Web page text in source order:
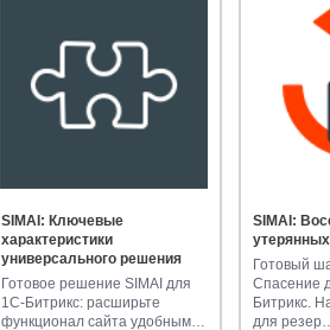
SIMAI: Ключевые
характеристики
универсального решения
Готовое решение SIMAI для
1С-Битрикс: расширьте
функционал сайта удобными
SIMAI:
Готовый
Спасение
Битрикс.
для